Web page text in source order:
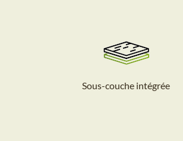
Sous-couche intégrée